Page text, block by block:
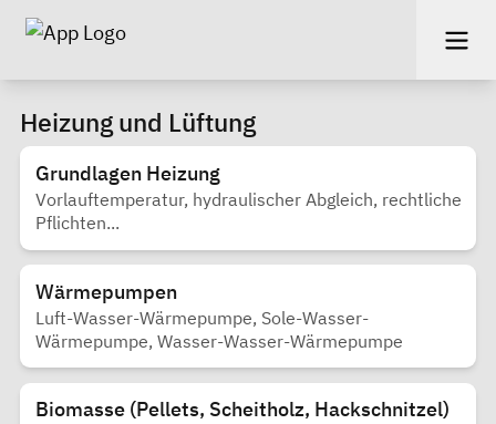
Heizung und Lüftung
Grundlagen Heizung
Vorlauftemperatur, hydraulischer Abgleich, rechtliche
Pflichten...
Wärmepumpen
Luft-Wasser-Wärmepumpe, Sole-Wasser-
Wärmepumpe, Wasser-Wasser-Wärmepumpe
Biomasse (Pellets, Scheitholz, Hackschnitzel)